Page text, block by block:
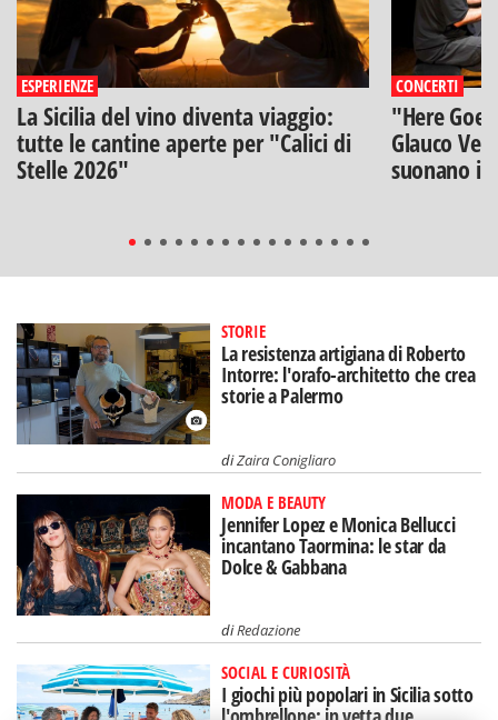
ESPERIENZE
La Sicilia del vino diventa viaggio:
tutte le cantine aperte per "Calici di
Stelle 2026"
CONCERTI
"Here
Glauco
suonano i
STORIE
La resistenza artigiana di Roberto
Intorre: l'orafo-architetto che crea
storie a Palermo
diZaira Conigliaro
MODA E BEAUTY
Jennifer Lopez e Monica Bellucci
incantano Taormina: le star da
Dolce & Gabbana
diRedazione
SOCIAL E CURIOSITÀ
I giochi più popolari in Sicilia sotto